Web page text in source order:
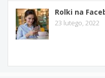
Rolki na
23 lutego, 2022